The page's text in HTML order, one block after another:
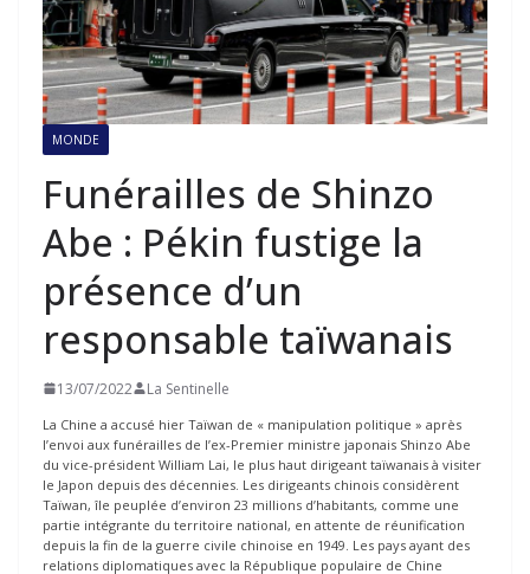
MONDE
Funérailles de Shinzo
Abe : Pékin fustige la
présence d’un
responsable taïwanais
13/07/2022 La Sentinelle
La Chine a accusé hier Taïwan de « manipulation politique » après
l’envoi aux funérailles de l’ex-Premier ministre japonais Shinzo Abe
du vice-président William Lai, le plus haut dirigeant taïwanais à visiter
le Japon depuis des décennies. Les dirigeants chinois considèrent
Taïwan, île peuplée d’environ 23 millions d’habitants, comme une
partie intégrante du territoire national, en attente de réunification
depuis la fin de la guerre civile chinoise en 1949. Les pays ayant des
relations diplomatiques avec la République populaire de Chine